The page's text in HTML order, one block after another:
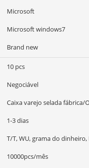
Microsoft
Microsoft windows7
Brand new
10 pcs
Negociável
Caixa varejo selada fábrica/
1-3 dias
T/T, WU, grama do
10000pcs/mês